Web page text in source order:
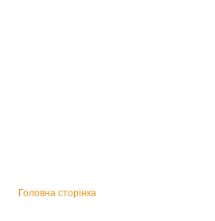
Головна сторінка